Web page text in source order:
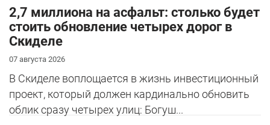
2,7 миллиона на асфальт: столько будет
стоить обновление четырех дорог в
Скиделе
07 августа 2026
В Скиделе воплощается в жизнь инвестиционный
проект, который должен кардинально обновить
облик сразу четырех улиц: Богуш...